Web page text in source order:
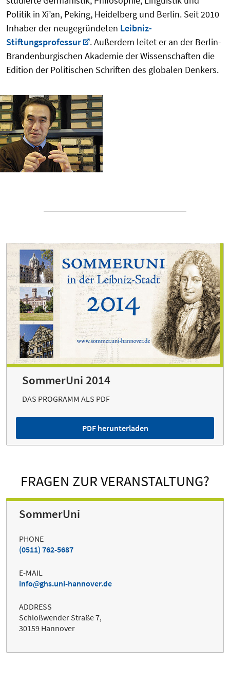
Politik in Xi’an, Peking, Heidelberg und Berlin. Seit 2010
Inhaber der neugegründeten Leibniz-
Stiftungsprofessur
. Außerdem leitet er an der Berlin-
Brandenburgischen Akademie der Wissenschaften die
Edition der Politischen Schriften des globalen Denkers.
SommerUni 2014
DAS PROGRAMM ALS PDF
PDF herunterladen
FRAGEN ZUR VERANSTALTUNG?
SommerUni
PHONE
(0511) 762-5687
E-MAIL
info
ghs.uni-hannover.de
ADDRESS
Schloßwender Straße 7,
30159 Hannover